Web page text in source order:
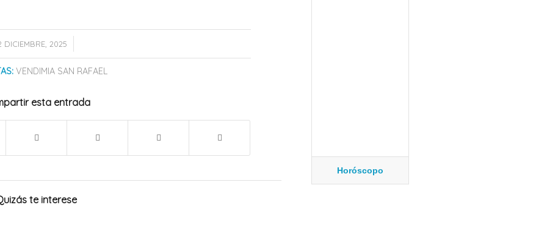
DICIEMBRE, 2025
/
VENDIMIA SAN RAFAEL
esta entrada
te interese
Horóscopo